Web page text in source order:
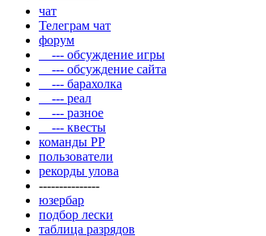
чат
Телеграм чат
форум
--- обсуждение игры
--- обсуждение сайта
--- барахолка
--- реал
--- разное
--- квесты
команды РР
пользователи
рекорды улова
---------------
юзербар
подбор лески
таблица разрядов